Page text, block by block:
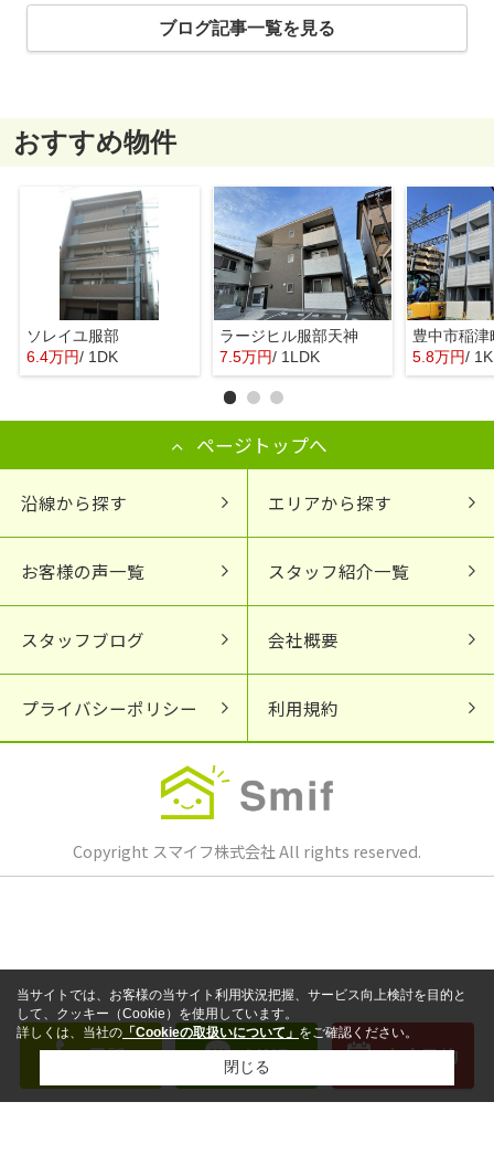
ブログ記事一覧を見る
おすすめ物件
ソレイユ服部
6.4万円/ 1DK
ラージヒル服部天神
7.5万円/ 1LDK 5.8万円/ 1K
ページトップへ
沿線から探す エリアから探す
お客様の声一覧 スタッフ紹介一覧
スタッフブログ 会社概要
プライバシーポリシー 利用規約
Copyright スマイフ株式会社 All rights reserved.
電話 LINE 来店予約
当サイトでは、お客様の当サイト利用状況把握、サービス向上検討を目的と
して、クッキー（Cookie）を使用しています。
詳しくは、当社の 「Cookieの取扱いについて」 をご確認ください。
閉じる